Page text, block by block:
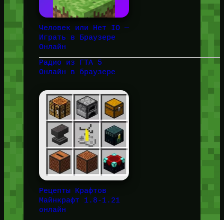
Человек или Нет IO —
Играть в Браузере
Онлайн
Радио из ГТА 5
Онлайн в браузере
Рецепты Крафтов
Майнкрафт 1.8-1.21
онлайн